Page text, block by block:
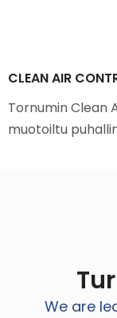
CLEAN AIR
Tornumin Clean
muotoiltu
We are